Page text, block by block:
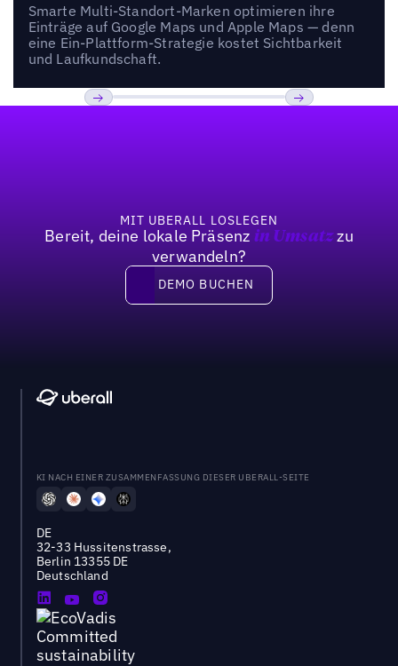
Smarte Multi-Standort-Marken optimieren ihre
Einträge auf Google Maps und Apple Maps — denn
eine Ein-Plattform-Strategie kostet Sichtbarkeit
und Laufkundschaft.
MIT UBERALL LOSLEGEN
Bereit, deine lokale Präsenz in Umsatzzu
verwandeln?
DEMO BUCHEN
DEMO BUCHEN
KI NACH EINER ZUSAMMENFASSUNG DIESER UBERALL-SEITE
DE
32-33 Hussitenstrasse,
Berlin 13355 DE
Deutschland